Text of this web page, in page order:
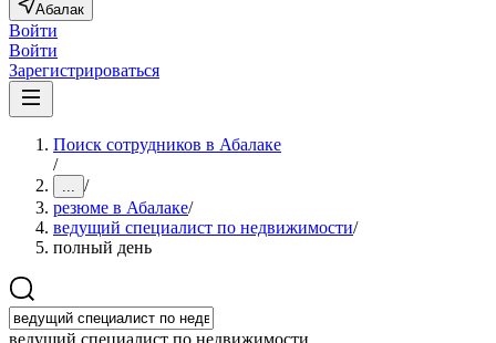
Абалак
Войти
Войти
Зарегистрироваться
Поиск сотрудников в Абалаке
/
... /
резюме в Абалаке/
ведущий специалист по недвижимости/
полный день
ведущий специалист по недвижимости